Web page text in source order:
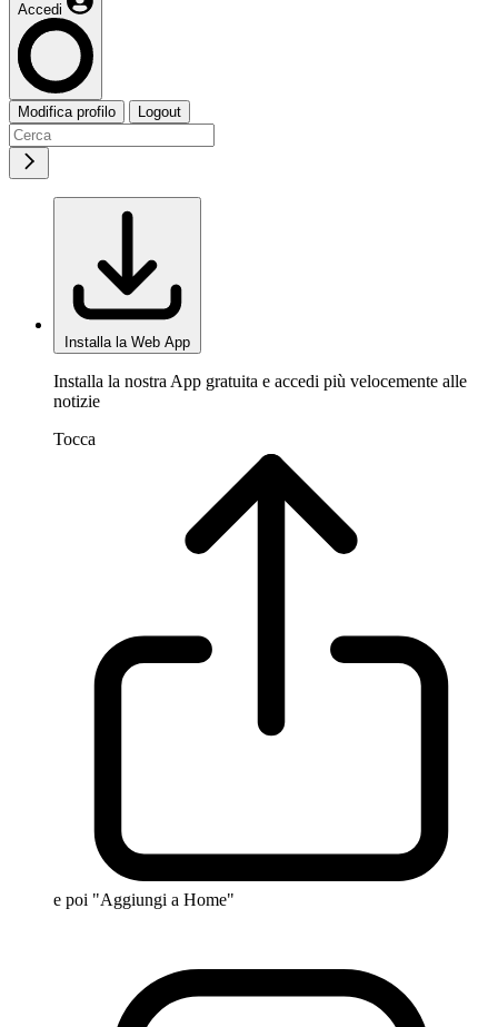
Accedi
Modifica profilo Logout
Installa la Web App
Installa la nostra App gratuita e accedi più velocemente alle
notizie
Tocca
e poi "Aggiungi a Home"